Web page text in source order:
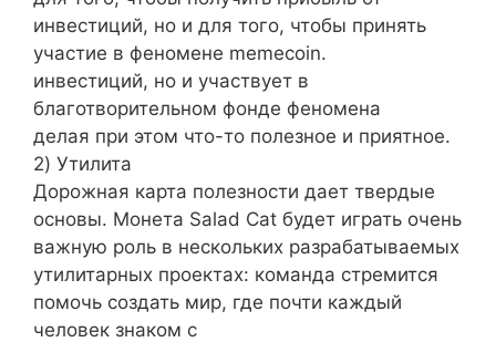
инвестиций, но и для того, чтобы принять
участие в феномене memecoin.
инвестиций, но и участвует в
благотворительном фонде феномена
делая при этом что-то полезное и приятное.
2) Утилита
Дорожная карта полезности дает твердые
основы. Монета Salad Cat будет играть очень
важную роль в нескольких разрабатываемых
утилитарных проектах: команда стремится
помочь создать мир, где почти каждый
человек знаком с